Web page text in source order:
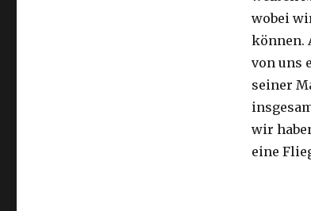
wobei
können.
von uns
seiner
wir
eine